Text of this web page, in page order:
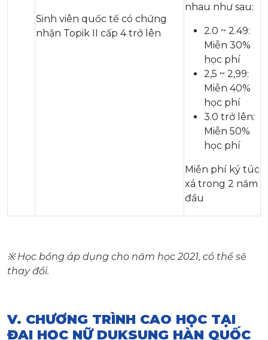
Sinh viên quốc tế có chứng
nhận Topik II cấp 4 trở lên
nhau như sau:
2.0 ~ 2.49:
Miễn 30%
học phí
2,5 ~ 2,99:
Miễn 40%
học phí
3.0 trở lên:
Miễn 50%
học phí
Miễn phí ký túc
xá trong 2 năm
đầu
※ Học bổng áp dụng cho năm học 2021, có thể sẽ
thay đổi.
V. CHƯƠNG TRÌNH CAO HỌC TẠI
ĐẠI HỌC NỮ DUKSUNG HÀN QUỐC